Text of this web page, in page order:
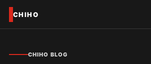
CHIHO
CHIHO BLOG